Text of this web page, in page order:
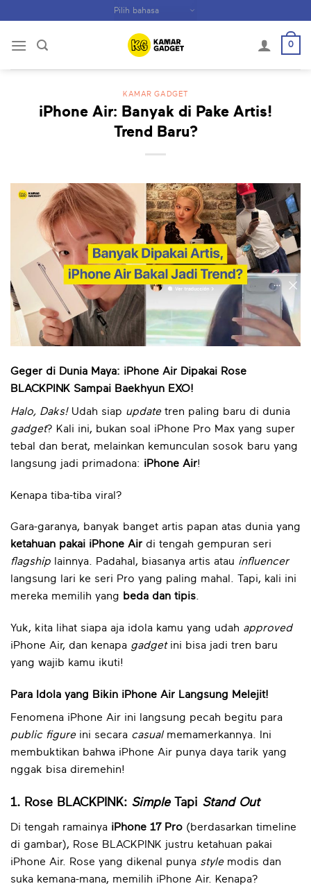
content
0
KAMAR GADGET
iPhone Air: Banyak di Pake Artis!
Trend Baru?
Geger di Dunia Maya: iPhone Air Dipakai Rose
BLACKPINK Sampai Baekhyun EXO!
Halo, Daks!Udah siap updatetren paling baru di dunia
gadget? Kali ini, bukan soal iPhone Pro Max yang super
tebal dan berat, melainkan kemunculan sosok baru yang
langsung jadi primadona: iPhone Air!
Kenapa tiba-tiba viral?
Gara-garanya, banyak banget artis papan atas dunia yang
ketahuan pakai iPhone Air di tengah gempuran seri
flagship lainnya. Padahal, biasanya artis atau influencer
langsung lari ke seri Pro yang paling mahal. Tapi, kali ini
mereka memilih yang beda dan tipis.
Yuk, kita lihat siapa aja idola kamu yang udah approved
iPhone Air, dan kenapa gadgetini bisa jadi tren baru
yang wajib kamu ikuti!
Para Idola yang Bikin iPhone Air Langsung Melejit!
Fenomena iPhone Air ini langsung pecah begitu para
public figureini secara casualmemamerkannya. Ini
membuktikan bahwa iPhone Air punya daya tarik yang
nggak bisa diremehin!
1. Rose BLACKPINK: SimpleTapi Stand Out
Di tengah ramainya iPhone 17 Pro (berdasarkan timeline
di gambar), Rose BLACKPINK justru ketahuan pakai
iPhone Air. Rose yang dikenal punya stylemodis dan
suka kemana-mana, memilih iPhone Air. Kenapa?